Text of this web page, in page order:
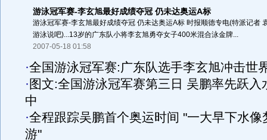
游泳冠军赛-李玄旭最好成绩夺冠 仍未达奥运A标
游泳冠军赛-李玄旭最好成绩夺冠 仍未达奥运A标 时报顺德专电(特派记者
游泳说吧)...13岁的广东队小将李玄旭勇夺女子400米混合泳金牌...
2007-05-18 01:58
·全国游泳冠军赛:广东队选手李玄旭冲击世
· 图文:全国游泳冠军赛第三日 吴鹏率先跃入
中
·全程跟踪吴鹏首个奥运时间 "一大早下水像
游"